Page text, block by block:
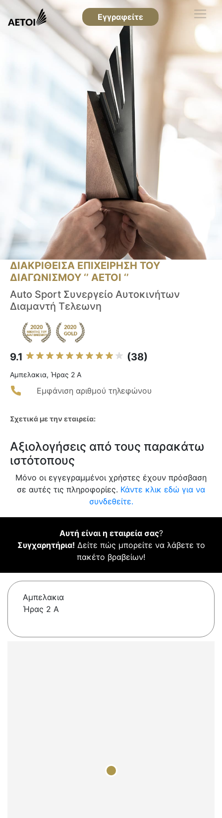
Εγγραφείτε
ΔΙΑΚΡΙΘΕΙΣΑ ΕΠΙΧΕΙΡΗΣΗ ΤΟΥ
ΔΙΑΓΩΝΙΣΜΟΥ ‘’ ΑΕΤΟΙ ‘’
Auto Sport Συνεργείο Αυτοκινήτων
Διαμαντή Τελεωνη
9.1 (38)
Αμπελακια, Ήρας 2 Α
Εμφάνιση αριθμού τηλεφώνου
Σχετικά με την εταιρεία:
Αξιολογήσεις από τους παρακάτω
ιστότοπους
Μόνο οι εγγεγραμμένοι χρήστες έχουν πρόσβαση
σε αυτές τις πληροφορίες. Κάντε κλικ εδώ για να
συνδεθείτε.
Αυτή είναι η εταιρεία σας?
Συγχαρητήρια! Δείτε πώς μπορείτε να λάβετε το
πακέτο βραβείων!
Αμπελακια
Ήρας 2 Α